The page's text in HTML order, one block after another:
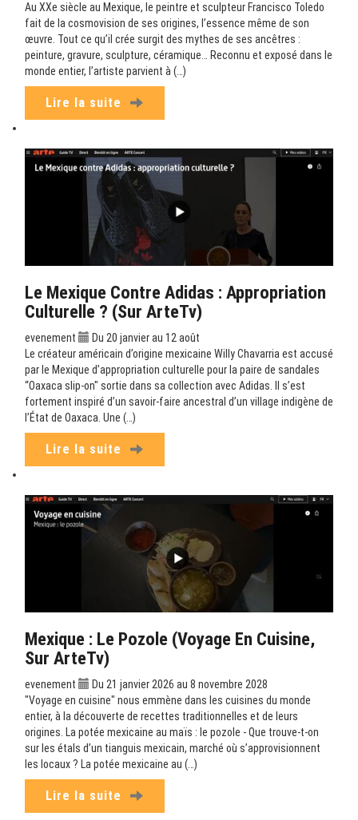
Au XXe siècle au Mexique, le peintre et sculpteur Francisco Toledo
fait de la cosmovision de ses origines, l’essence même de son
œuvre. Tout ce qu’il crée surgit des mythes de ses ancêtres :
peinture, gravure, sculpture, céramique… Reconnu et exposé dans le
monde entier, l’artiste parvient à (…)
Lire la suite
Le Mexique Contre Adidas : Appropriation
Culturelle ? (sur ArteTv)
evenement
Du 20 janvier au 12 août
Le créateur américain d’origine mexicaine Willy Chavarria est accusé
par le Mexique d’appropriation culturelle pour la paire de sandales
“Oaxaca slip-on" sortie dans sa collection avec Adidas. Il s’est
fortement inspiré d’un savoir-faire ancestral d’un village indigène de
l’État de Oaxaca. Une (…)
Lire la suite
Mexique : Le Pozole (Voyage En Cuisine,
Sur ArteTv)
evenement
Du 21 janvier 2026 au 8 novembre 2028
"Voyage en cuisine" nous emmène dans les cuisines du monde
entier, à la découverte de recettes traditionnelles et de leurs
origines. La potée mexicaine au maïs : le pozole - Que trouve-t-on
sur les étals d’un tianguis mexicain, marché où s’approvisionnent
les locaux ? La potée mexicaine au (…)
Lire la suite